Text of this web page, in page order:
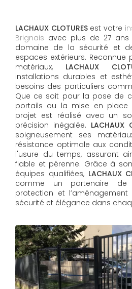
LACHAUX CLOTURESest votre
Brignais avec plus de 27 ans
domaine de la sécurité et
espaces extérieurs.
matériaux, LACHAUX
installations durables et
besoins des particuliers
Que ce soit pour la pose de
portails ou la mise en place
projet est réalisé avec un
précision inégalée. LACHAUX
soigneusement ses
résistance optimale aux
l'usure du temps, assurant
fiable et pérenne. Grâce à
équipes qualifiées,LACHAUX
comme un partenaire
protection et l’aménagement
sécurité et élégance dans